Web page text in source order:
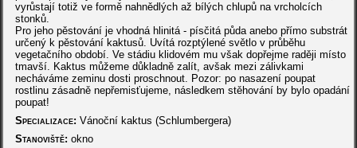
vyrůstají totiž ve formě nahnědlých až bílých chlupů na vrcholcích
stonků.
Pro jeho pěstování je vhodná hlinitá - písčitá půda anebo přímo substrát
určený k pěstování kaktusů. Uvítá rozptýlené světlo v průběhu
vegetačního období. Ve stádiu klidovém mu však dopřejme raději místo
tmavší. Kaktus můžeme důkladně zalít, avšak mezi zálivkami
necháváme zeminu dosti proschnout. Pozor: po nasazení poupat
rostlinu zásadně nepřemisťujeme, následkem stěhování by bylo opadání
poupat!
Specializace: Vánoční kaktus (Schlumbergera)
Stanoviště: okno